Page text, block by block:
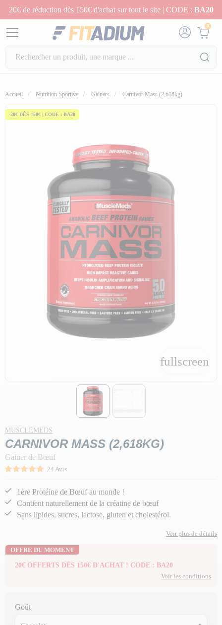
20€ de réduction dès 150€ d'achat sur tout le site | CODE : BA20
0
Accueil Nutrition Sportive Gainers Carnivor Mass (2,618kg)
-20€ DÈS 150€ | CODE : BA20
fullscreen
fullscreen
MUSCLEMEDS
CARNIVOR MASS (2,618KG)
Gainer de Bœuf
24 Avis
1ère Protéine de Bœuf au monde !
Contient naturellement de la créatine de bœuf
Sans lipides, sucres, lactose, gluten et cholestérol.
Voir plus de détails
OFFRE DU MOMENT
20€ OFFERTS DÈS 150€ D'ACHAT ! CODE : BA20
Voir les conditions
Goût